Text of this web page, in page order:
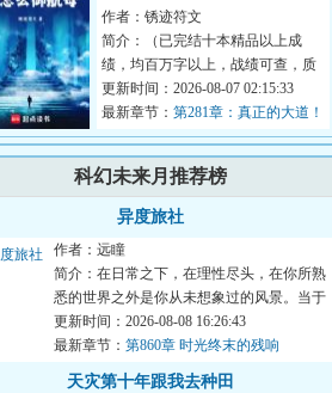
作者：锈迹符文
简介：（已完结十本精品以上成
绩，均百万字以上，战绩可查，质
量保证）好消息：穿越到了修仙世
界坏消息：...
更新时间：2026-08-07 02:15:33
最新章节： 第281章：真正的大道！
科幻未来月推荐榜
异度旅社
作者：远瞳
简介：在日常之下，在理性尽头，在你所熟
悉的世界之外是你从未想象过的风景。当于
生第一次打开那扇门的时...
更新时间：2026-08-08 16:26:43
最新章节： 第860章 时光终末的残响
天灾第十年跟我去种田